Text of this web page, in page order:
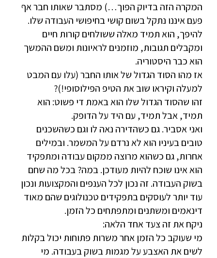
המקרה הזה בדיוק הפוך…) מסתבר שאותו חבר אף
פעם איננו נתקל בשום קושי בחיפושי העבודה שלו.
להיפך, הוא תמיד מאלה ששולחים קורות חיים
ומקבלים תגובות, מוזמנים לראיונות ומשם ההמשך
הוא כבר היסטוריה.
אז מהו הסוד הגדול של אותו החבר (עלו עם המבט
למעלה וקיראו שוב את הטיפ הפילוסופי!)?
זהו שהסוד הגדול שלו הוא באמת די פשוט: הוא
תמיד, אבל תמיד, עם היד על הדופק.
ואני אסביר. גם כשהדירה נאה לו וגם כשהשכנים
טובים בעיניו הוא לא נרדם על המשמר. ובמילים
אחרות, גם כשהוא מרוצה ממקום עבודה ומתפקיד
הוא אינו שוכח להיות מעודכן. במה? בכל מה שחם
בשוק העבודה. זה נכון לכל הענפים והמקצועות ונכון
עוד יותר לעוסקים בתפקידים טכנולוגים שהם מאוד
דינאמים ומשתנים ומתפתחים כל הזמן.
ניקח את זה צעד אחד הלאה:
מי שעוקב כל הזמן אחר משרות פתוחות יכול בקלות
לשים את האצבע על מגמות בשוק בעבודה. מי